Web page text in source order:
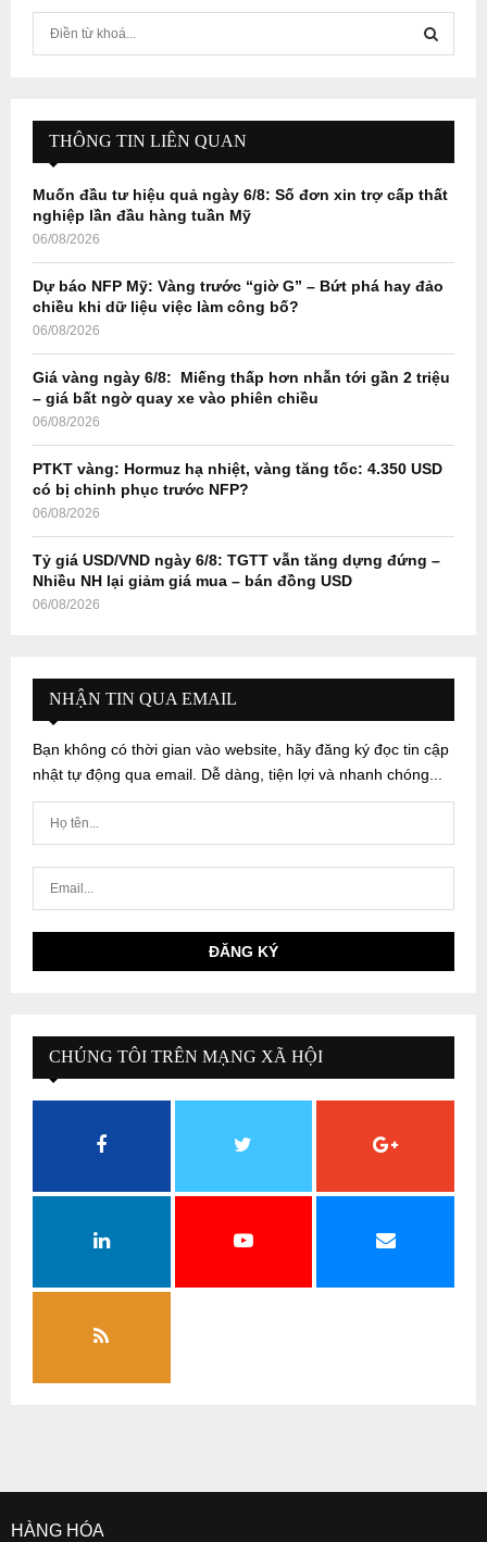
f
r
E
A
H
THÔNG TIN LIÊN QUAN
Muốn đầu tư hiệu quả ngày 6/8: Số đơn xin trợ cấp thất
nghiệp lần đầu hàng tuần Mỹ
06/08/2026
Dự báo NFP Mỹ: Vàng trước “giờ G” – Bứt phá hay đảo
chiều khi dữ liệu việc làm công bố?
06/08/2026
Giá vàng ngày 6/8: Miếng thấp hơn nhẫn tới gần 2 triệu
– giá bất ngờ quay xe vào phiên chiều
06/08/2026
PTKT vàng: Hormuz hạ nhiệt, vàng tăng tốc: 4.350 USD
có bị chinh phục trước NFP?
06/08/2026
Tỷ giá USD/VND ngày 6/8: TGTT vẫn tăng dựng đứng –
Nhiều NH lại giảm giá mua – bán đồng USD
06/08/2026
NHẬN TIN QUA EMAIL
Bạn không có thời gian vào website, hãy đăng ký đọc tin cập
nhật tự động qua email. Dễ dàng, tiện lợi và nhanh chóng...
CHÚNG TÔI TRÊN MẠNG XÃ HỘI
HÀNG HÓA